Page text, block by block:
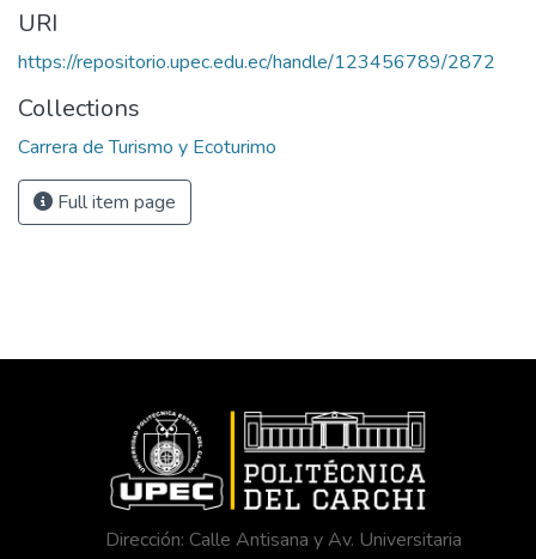
URI
https://repositorio.upec.edu.ec/handle/123456789/2872
Collections
Carrera de Turismo y Ecoturimo
Full item page
Dirección: Calle Antisana y Av. Universitaria